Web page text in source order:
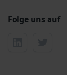
Folge uns auf